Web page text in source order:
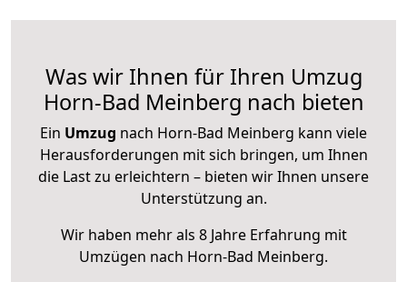
Was wir Ihnen für Ihren Umzug
Horn-Bad Meinberg nach bieten
Ein Umzug nach Horn-Bad Meinberg kann viele
Herausforderungen mit sich bringen, um Ihnen
die Last zu erleichtern – bieten wir Ihnen unsere
Unterstützung an.
Wir haben mehr als 8 Jahre Erfahrung mit
Umzügen nach Horn-Bad Meinberg.